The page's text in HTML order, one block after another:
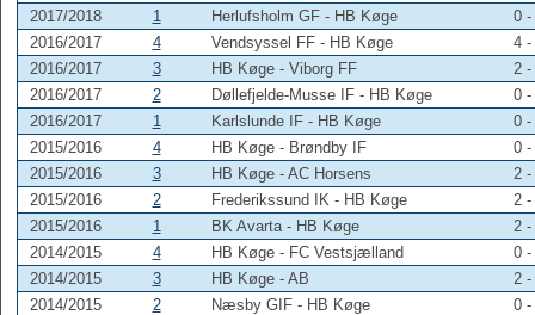
2017/2018
1 Herlufsholm GF - HB Køge
0 -
2016/2017
4 Vendsyssel FF - HB Køge
4 -
2016/2017
3 HB Køge - Viborg FF
2 -
2016/2017
2 Døllefjelde-Musse IF - HB Køge
0 -
2016/2017
1 Karlslunde IF - HB Køge
0 -
2015/2016
4 HB Køge - Brøndby IF
0 -
2015/2016
3 HB Køge - AC Horsens
2 -
2015/2016
2 Frederikssund IK - HB Køge
2 -
2015/2016
1 BK Avarta - HB Køge
2 -
2014/2015
4 HB Køge - FC Vestsjælland
0 -
2014/2015
3 HB Køge - AB
2 -
2014/2015
2 Næsby GIF - HB Køge
0 -